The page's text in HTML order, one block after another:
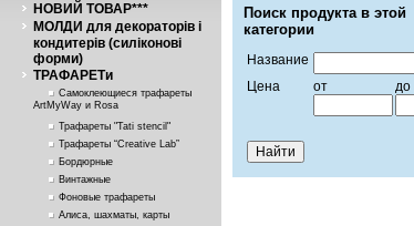
НОВИЙ ТОВАР***
МОЛДИ для декораторів і
кондитерів (силіконові
форми)
ТРАФАРЕТи
Самоклеющиеся трафареты
ArtMyWay и Rosa
Трафареты "Tati stencil"
Трафареты “Creative Lab”
Бордюрные
Винтажные
Фоновые трафареты
Алиса, шахматы, карты
Поиск продукта в этой
категории
Название
Цена
от до